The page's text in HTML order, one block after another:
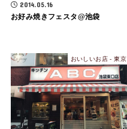
2014.05.16
お好み焼きフェスタ@池袋
おいしいお店 - 東京